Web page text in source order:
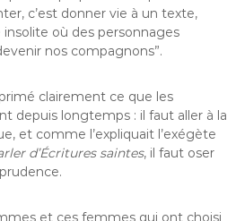
c’est donner vie à un texte,
où des personnages
nos compagnons”.
clairement ce que les
depuis longtemps : il faut aller à la
et comme l’expliquait l’exégète
d’Écritures saintes, il faut oser
et ces femmes qui ont choisi